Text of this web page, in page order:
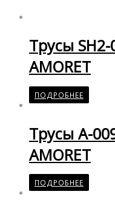
Трусы SH2-
AMORET
ПОДРОБНЕЕ
Трусы A-
AMORET
ПОДРОБНЕЕ